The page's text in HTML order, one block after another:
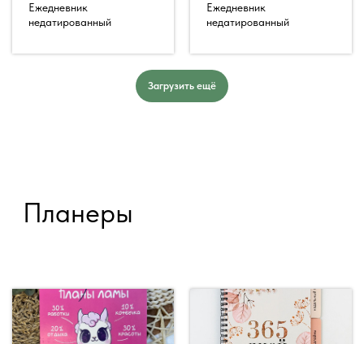
Ежедневник
недатированный
Ежедневник
недатированный
Загрузить ещё